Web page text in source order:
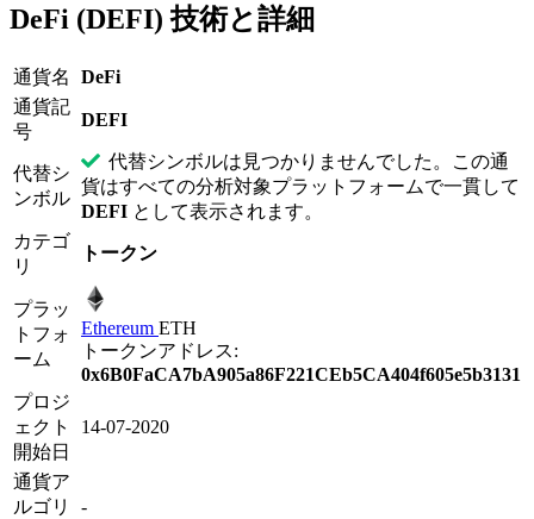
DeFi (DEFI) 技術と詳細
通貨名
DeFi
通貨記
号
DEFI
代替シ
ンボル
代替シンボルは見つかりませんでした。この通
貨はすべての分析対象プラットフォームで一貫して
DEFI として表示されます。
カテゴ
リ
トークン
プラッ
トフォ
ーム
Ethereum ETH
トークンアドレス:
0x6B0FaCA7bA905a86F221CEb5CA404f605e5b3131
プロジ
ェクト
開始日
14-07-2020
通貨ア
ルゴリ
-